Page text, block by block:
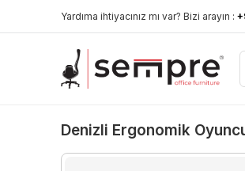
Yardıma ihtiyacınız mı var? Bizi arayın :
Denizli Ergonomik